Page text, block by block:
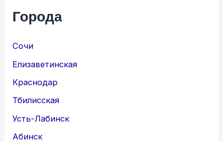
Города
Сочи
Елизаветинская
Краснодар
Тбилисская
Усть-Лабинск
Абинск